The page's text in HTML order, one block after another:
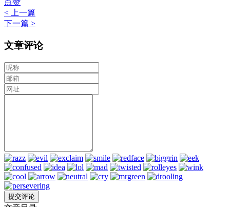
点赞
< 上一篇
下一篇 >
文章评论